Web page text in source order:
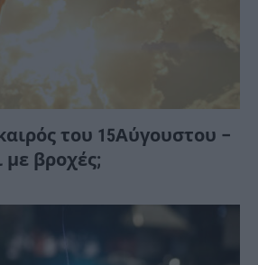
του 15Αύγουστου –
βροχές;